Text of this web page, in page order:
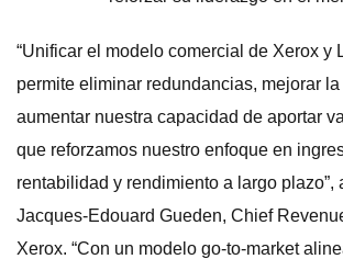
“Unificar el modelo comercial de Xerox y
permite eliminar redundancias, mejorar
aumentar nuestra capacidad de aportar
que reforzamos nuestro enfoque en
rentabilidad y rendimiento a largo plazo”,
Jacques‑Edouard Gueden, Chief
Xerox. “Con un modelo go‑to‑market